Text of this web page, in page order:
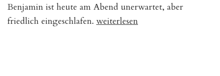
Benjamin ist heute am Abend unerwartet, aber
friedlich eingeschlafen. „In
weiterlesen